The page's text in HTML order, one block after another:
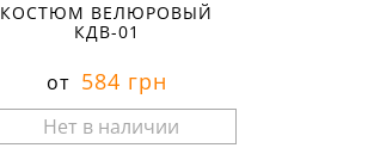
КОСТЮМ ВЕЛЮРОВЫЙ
КДВ-01
от 584 грн